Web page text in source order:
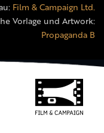
Film & Campaign Ltd.
Vorlage und Artwork:
Propaganda B